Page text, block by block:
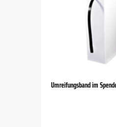
Umreifungsband im